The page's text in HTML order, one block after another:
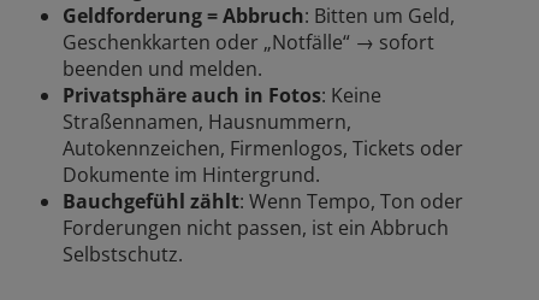
Geldforderung = Abbruch: Bitten um Geld,
Geschenkkarten oder „Notfälle“ → sofort
beenden und melden.
Privatsphäre auch in Fotos: Keine
Straßennamen, Hausnummern,
Autokennzeichen, Firmenlogos, Tickets oder
Dokumente im Hintergrund.
Bauchgefühl zählt: Wenn Tempo, Ton oder
Forderungen nicht passen, ist ein Abbruch
Selbstschutz.